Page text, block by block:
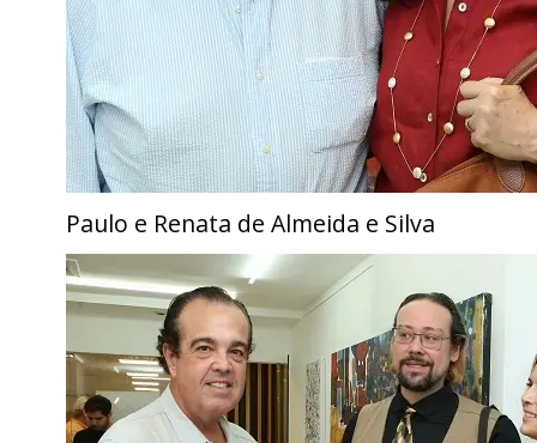
Paulo e Renata de Almeida e Silva